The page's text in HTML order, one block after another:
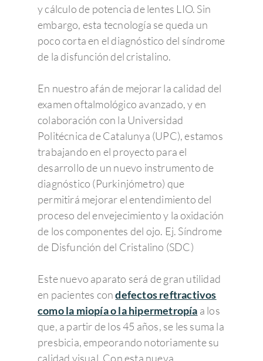
y cálculo de potencia de lentes LIO. Sin
embargo, esta tecnología se queda un
poco corta en el diagnóstico del síndrome
de la disfunción del cristalino.
En nuestro afán de mejorar la calidad del
examen oftalmológico avanzado, y en
colaboración con la Universidad
Politécnica de Catalunya (UPC), estamos
trabajando en el proyecto para el
desarrollo de un nuevo instrumento de
diagnóstico (Purkinjómetro) que
permitirá mejorar el entendimiento del
proceso del envejecimiento y la oxidación
de los componentes del ojo. Ej. Síndrome
de Disfunción del Cristalino (SDC)
Este nuevo aparato será de gran utilidad
en pacientes condefectos reftractivos
como la miopía o la hipermetropía a los
que, a partir de los 45 años, se les suma la
presbicia, empeorando notoriamente su
calidad visual. Con esta nueva